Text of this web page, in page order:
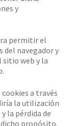
y
permitir el
del navegador y
sitio web y la
a través
la utilización
la pérdida de
propósito,